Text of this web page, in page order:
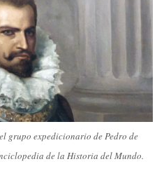
grupo expedicionario de Pedro de
de la Historia del Mundo.